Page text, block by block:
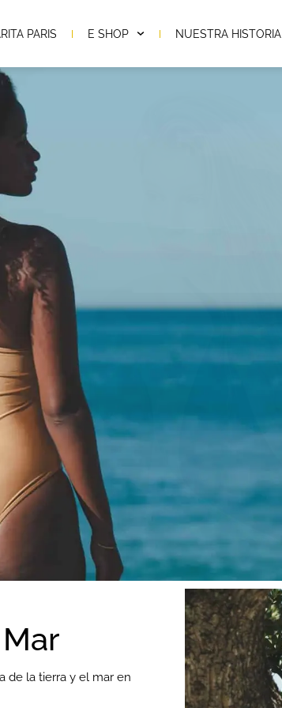
PARIS E SHOP NUESTRA HISTORIA
de la tierra y el mar en